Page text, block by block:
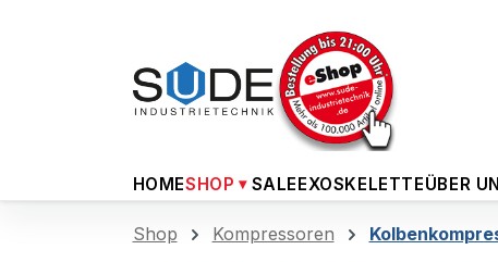
HOMESHOP SALEEXOSKELETTEÜBER
Shop Kompressoren